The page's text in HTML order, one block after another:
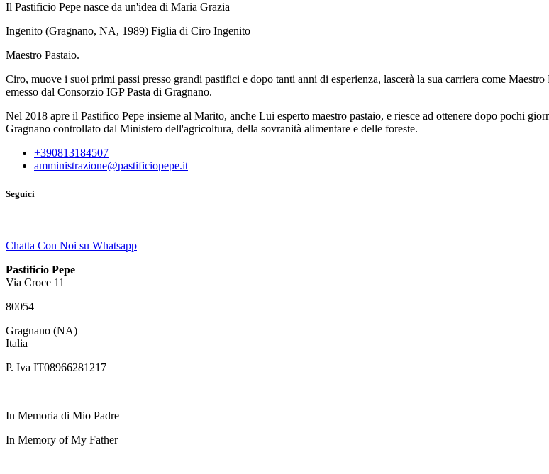
Il Pastificio Pepe nasce da un'idea di Maria Grazia
Ingenito (Gragnano, NA, 1989) Figlia di Ciro Ingenito
Maestro Pastaio.
Ciro, muove i suoi primi passi presso grandi pastifici e dopo tanti anni di esperienza, lascerà la sua carriera come
emesso dal Consorzio IGP Pasta di Gragnano.
Nel 2018 apre il Pastifico Pepe insieme al Marito, anche Lui esperto maestro pastaio, e riesce ad ottenere dopo pochi
Gragnano controllato dal Ministero dell'agricoltura, della sovranità alimentare e delle foreste.
+390813184507
amministrazione@pastificiopepe.it
Seguici
Chatta Con Noi su Whatsapp
Pastificio Pepe
Via Croce 11
80054
Gragnano (NA)
Italia
P. Iva IT08966281217
In Memoria di Mio Padre
In Memory of My Father